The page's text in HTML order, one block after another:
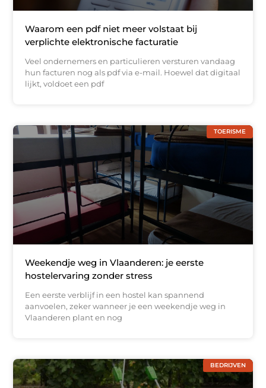
Waarom een pdf niet meer volstaat bij
verplichte elektronische facturatie
Veel ondernemers en particulieren versturen vandaag
hun facturen nog als pdf via e-mail. Hoewel dat digitaal
lijkt, voldoet een pdf
TOERISME
Weekendje weg in Vlaanderen: je eerste
hostelervaring zonder stress
Een eerste verblijf in een hostel kan spannend
aanvoelen, zeker wanneer je een weekendje weg in
Vlaanderen plant en nog
BEDRIJVEN